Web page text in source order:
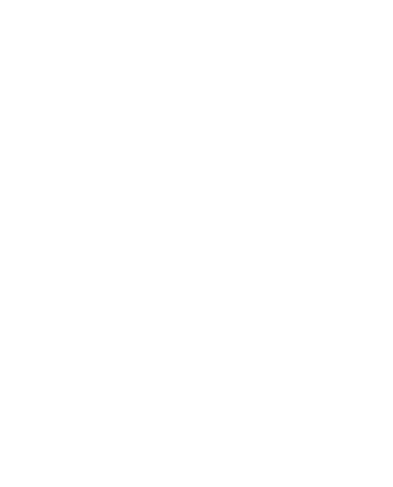
にご登録され
をご了承くだ
ありません。
に未対応品が
年1月12日よ
ない年数を意